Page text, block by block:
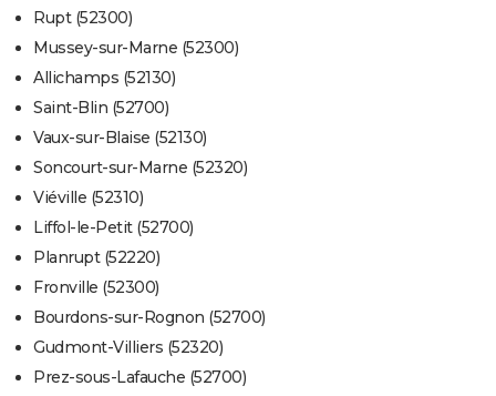
Rupt (52300)
Mussey-sur-Marne (52300)
Allichamps (52130)
Saint-Blin (52700)
Vaux-sur-Blaise (52130)
Soncourt-sur-Marne (52320)
Viéville (52310)
Liffol-le-Petit (52700)
Planrupt (52220)
Fronville (52300)
Bourdons-sur-Rognon (52700)
Gudmont-Villiers (52320)
Prez-sous-Lafauche (52700)